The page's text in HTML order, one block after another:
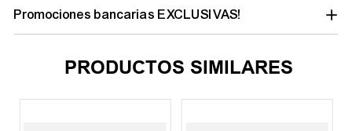
Promociones bancarias EXCLUSIVAS!
PRODUCTOS SIMILARES